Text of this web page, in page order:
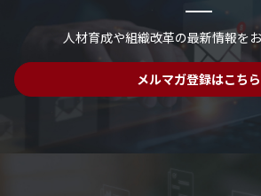
人材育成や組織改革の最新情報を
メルマガ登録はこちら